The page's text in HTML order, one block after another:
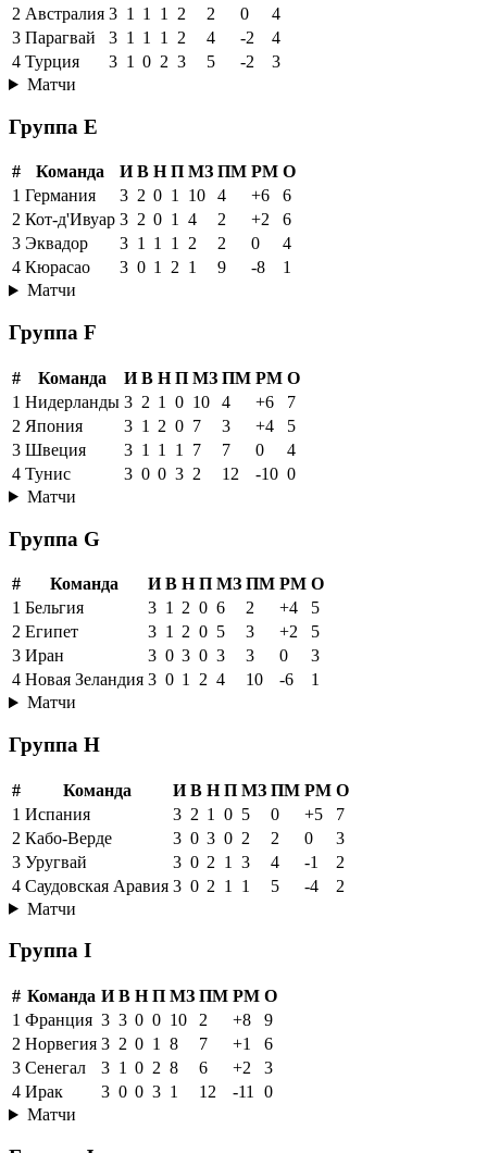
2 Австралия 3 1 1 1 2 2 0
4
3 Парагвай 3 1 1 1 2 4 -2
4
4 Турция 3 1 0 2 3 5 -2
3
Матчи
Группа E
# Команда И В Н П МЗ ПМ РМ О
1 Германия 3 2 0 1 10 4 +6
6
2 Кот-д'Ивуар 3 2 0 1 4 2 +2
6
3 Эквадор 3 1 1 1 2 2 0
4
4 Кюрасао 3 0 1 2 1 9 -8
1
Матчи
Группа F
# Команда И В Н П МЗ ПМ РМ О
1 Нидерланды 3 2 1 0 10 4 +6
7
2 Япония 3 1 2 0 7 3 +4
5
3 Швеция 3 1 1 1 7 7 0
4
4 Тунис 3 0 0 3 2 12 -10 0
Матчи
Группа G
# Команда И В Н П МЗ ПМ РМ О
1 Бельгия 3 1 2 0 6 2 +4
5
2 Египет 3 1 2 0 5 3 +2
5
3 Иран 3 0 3 0 3 3 0
3
4 Новая Зеландия 3 0 1 2 4 10 -6
1
Матчи
Группа H
# Команда И В Н П МЗ ПМ РМ О
1 Испания 3 2 1 0 5 0 +5
7
2 Кабо-Верде 3 0 3 0 2 2 0
3
3 Уругвай 3 0 2 1 3 4 -1
2
4 Саудовская Аравия 3 0 2 1 1 5 -4
2
Матчи
Группа I
# Команда И В Н П МЗ ПМ РМ О
1 Франция 3 3 0 0 10 2 +8
9
2 Норвегия 3 2 0 1 8 7 +1
6
3 Сенегал 3 1 0 2 8 6 +2
3
4 Ирак 3 0 0 3 1 12 -11
0
Матчи